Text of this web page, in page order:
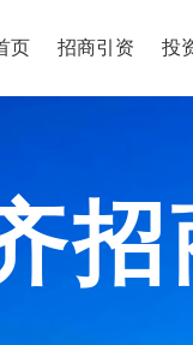
页 招商引资 投